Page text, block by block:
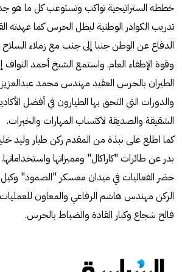
خططه الستراتيجية تواكب وتستوعب كل ما هو
تدريب الكوادر الوطنية ليظل الحرس كما عهدته
الدفاع عن الوطن جنبا إلى جنب مع زملاء
وقوة الإطفاء العام. واستمع الشيخ أحمد
الطيران بالحرس العقيد مهندس محمد
والدورات التي التحق بها الطيارون في أفضل
الشقيقة والصديقة لاكتساب المهارات والخبرات.
كما اطلع على نبذة من المقدم ركن طيار وليد
بدر عن طائرات "كاراكال" ومميزاتها واستخداماتها.
حضر الفعاليات في ميدان معسكر "الصمود"
الركن مهندس هاشم الرفاعي والمعاون للعمليات
فالح شجاع وكبار القادة والضباط بالحرس.